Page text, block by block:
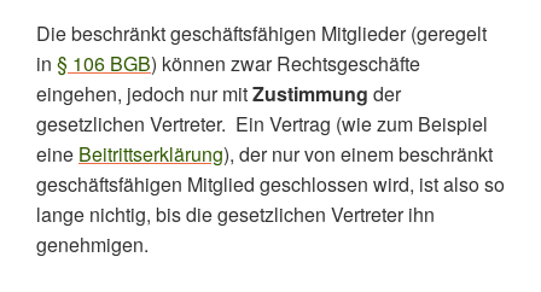
Die beschränkt geschäftsfähigen Mitglieder (geregelt
in § 106 BGB) können zwar Rechtsgeschäfte
eingehen, jedoch nur mitZustimmung der
gesetzlichen Vertreter. Ein Vertrag (wie zum Beispiel
eine Beitrittserklärung), der nur von einem beschränkt
geschäftsfähigen Mitglied geschlossen wird, ist also so
lange nichtig, bis die gesetzlichen Vertreter ihn
genehmigen.